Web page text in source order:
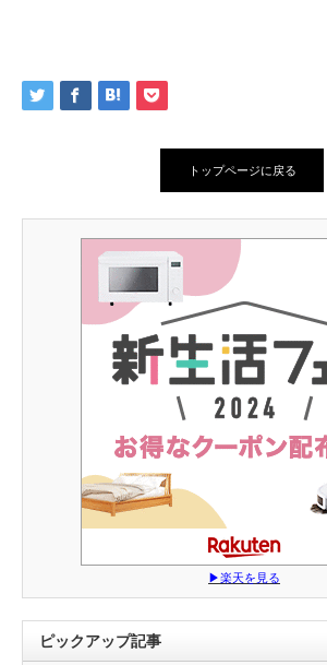
トップページに戻る
▶︎楽天を見る
ピックアップ記事